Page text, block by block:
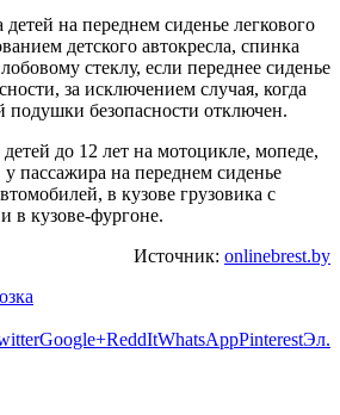
детей на переднем сиденье легкового
детского автокресла, спинка
стеклу, если переднее сиденье
за исключением случая, когда
подушки безопасности отключен.
до 12 лет на мотоцикле, мопеде,
у пассажира на переднем сиденье
в кузове грузовика с
в кузове-фургоне.
Источник: onlinebrest.by
Google+ReddItWhatsAppPinterestЭл.